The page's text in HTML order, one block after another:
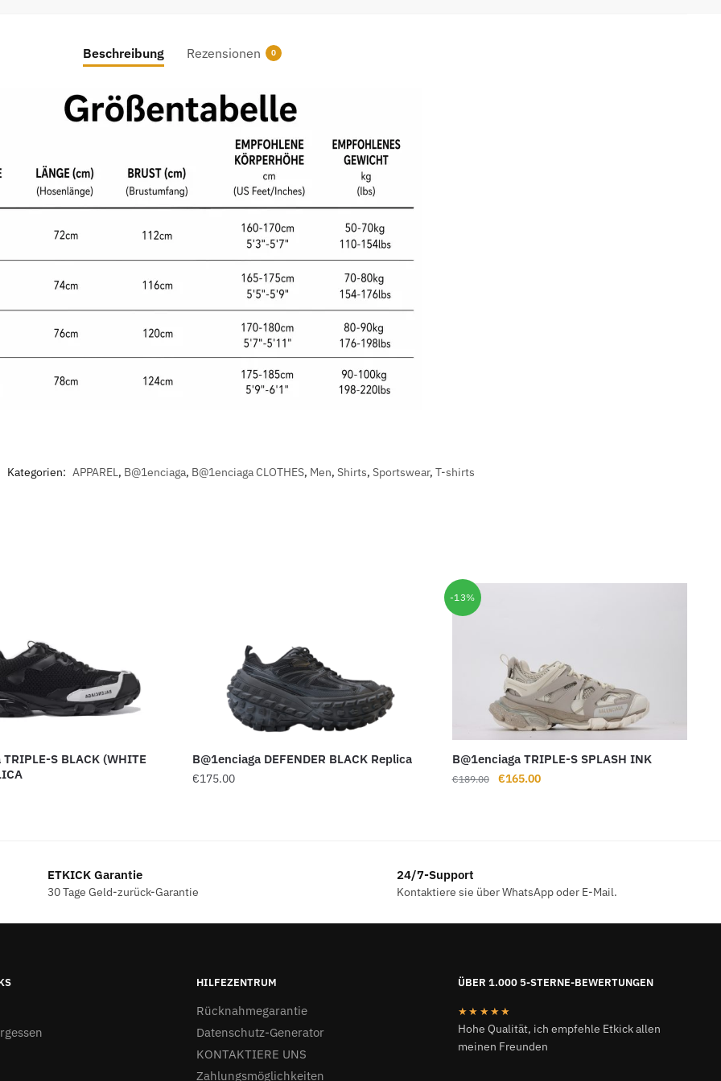
Beschreibung Rezensionen 0
Kategorien: APPAREL, B@1enciaga, B@1enciaga CLOTHES, Men, Shirts, Sportswear, T-shirts
TRIPLE-S BLACK (WHITE
B@1enciaga DEFENDER BLACK Replica
€175.00
-13%
B@1enciaga TRIPLE-S SPLASH INK
€189.00
Ursprünglicher
€165.00Aktueller
ETKICK Garantie
30 Tage Geld-zurück-Garantie
24/7-Support
Kontaktiere sie über WhatsApp oder E-Mail.
HILFEZENTRUM
Rücknahmegarantie
Datenschutz-Generator
KONTAKTIERE UNS
Zahlungsmöglichkeiten
ÜBER 1.000 5-STERNE-BEWERTUNGEN
★★★★★
Hohe Qualität, ich empfehle Etkick allen
meinen Freunden